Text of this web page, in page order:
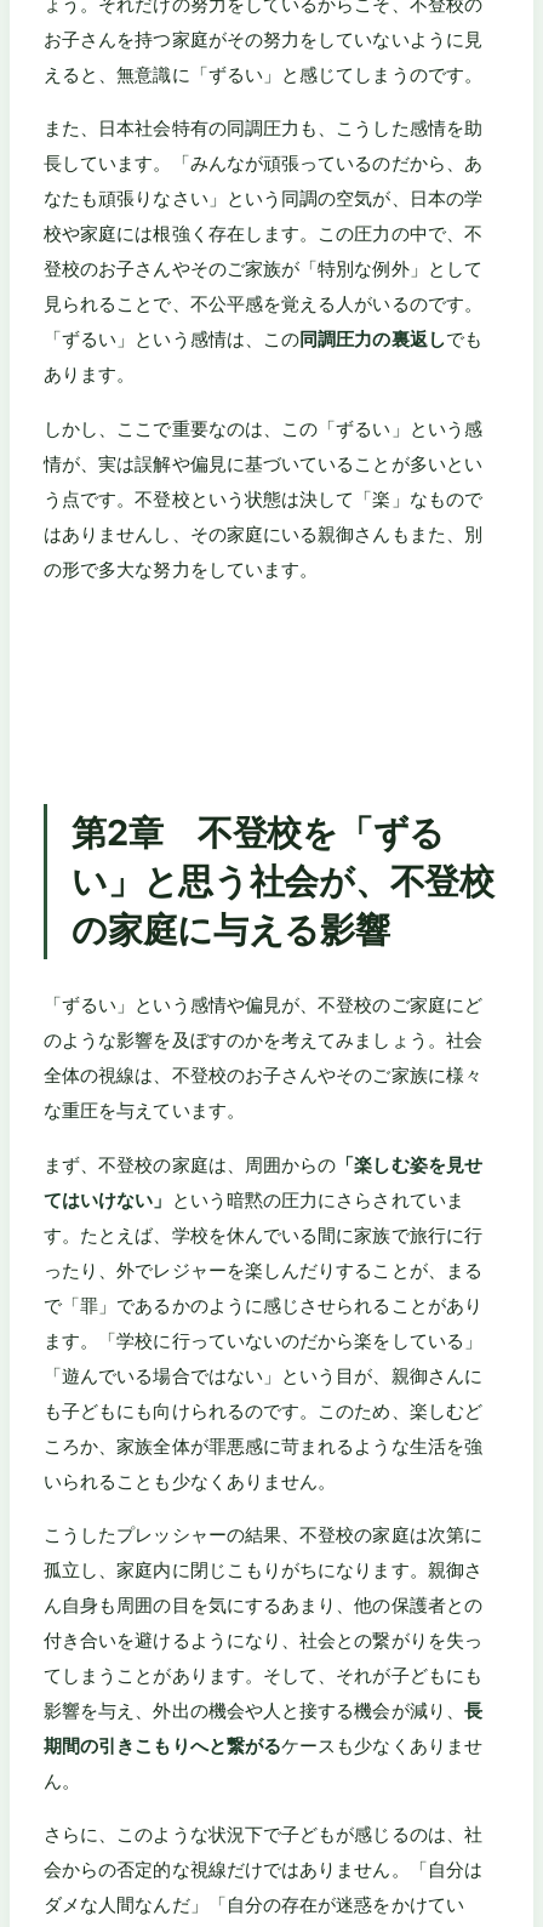
お子さんを持つ家庭がその努力をしていないように見
えると、無意識に「ずるい」と感じてしまうのです。
また、日本社会特有の同調圧力も、こうした感情を助
長しています。「みんなが頑張っているのだから、あ
なたも頑張りなさい」という同調の空気が、日本の学
校や家庭には根強く存在します。この圧力の中で、不
登校のお子さんやそのご家族が「特別な例外」として
見られることで、不公平感を覚える人がいるのです。
「ずるい」という感情は、この同調圧力の裏返しでも
あります。
しかし、ここで重要なのは、この「ずるい」という感
情が、実は誤解や偏見に基づいていることが多いとい
う点です。不登校という状態は決して「楽」なもので
はありませんし、その家庭にいる親御さんもまた、別
の形で多大な努力をしています。
第2章 不登校を「ずる
い」と思う社会が、不登校
の家庭に与える影響
「ずるい」という感情や偏見が、不登校のご家庭にど
のような影響を及ぼすのかを考えてみましょう。社会
全体の視線は、不登校のお子さんやそのご家族に様々
な重圧を与えています。
まず、不登校の家庭は、周囲からの 「楽しむ姿を見せ
てはいけない」 という暗黙の圧力にさらされていま
す。たとえば、学校を休んでいる間に家族で旅行に行
ったり、外でレジャーを楽しんだりすることが、まる
で「罪」であるかのように感じさせられることがあり
ます。「学校に行っていないのだから楽をしている」
「遊んでいる場合ではない」という目が、親御さんに
も子どもにも向けられるのです。このため、楽しむど
ころか、家族全体が罪悪感に苛まれるような生活を強
いられることも少なくありません。
こうしたプレッシャーの結果、不登校の家庭は次第に
孤立し、家庭内に閉じこもりがちになります。親御さ
ん自身も周囲の目を気にするあまり、他の保護者との
付き合いを避けるようになり、社会との繋がりを失っ
てしまうことがあります。そして、それが子どもにも
影響を与え、外出の機会や人と接する機会が減り、 長
期間の引きこもりへと繋がるケースも少なくありませ
ん。
さらに、このような状況下で子どもが感じるのは、社
会からの否定的な視線だけではありません。「自分は
ダメな人間なんだ」「自分の存在が迷惑をかけてい